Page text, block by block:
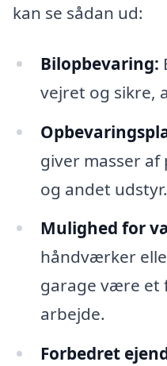
kan se sådan ud:
Bilopbevaring:
vejret og sikre,
giver masser
og andet udstyr.
Mulighed for
håndværker
garage være et
arbejde.
Forbedret